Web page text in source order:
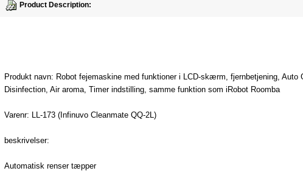
Product Description:
Produkt navn: Robot fejemaskine med funktioner i LCD-skærm, fjernbetjening, Auto
Disinfection, Air aroma, Timer indstilling, samme funktion som iRobot Roomba
Varenr: LL-173 (Infinuvo Cleanmate QQ-2L)
beskrivelser:
Automatisk renser tæpper